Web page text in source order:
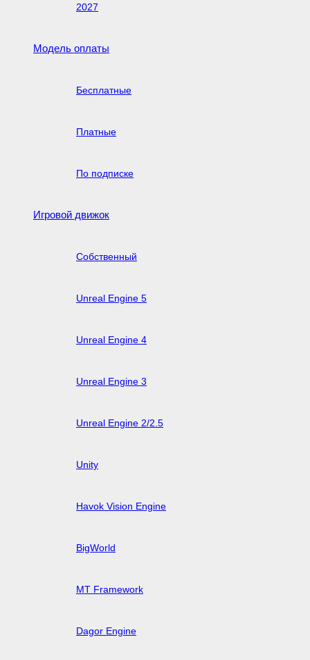
2027
Модель оплаты
Бесплатные
Платные
По подписке
Игровой движок
Собственный
Unreal Engine 5
Unreal Engine 4
Unreal Engine 3
Unreal Engine 2/2.5
Unity
Havok Vision Engine
BigWorld
MT Framework
Dagor Engine